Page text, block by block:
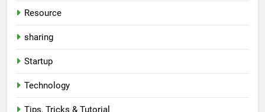
Resource
sharing
Startup
Technology
Tips, Tricks & Tutorial